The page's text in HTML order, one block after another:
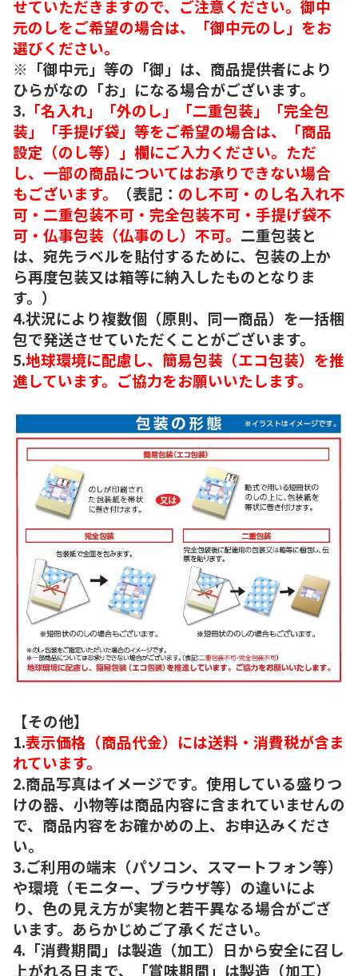
せていただきますので、ご注意ください。御中
元のしをご希望の場合は、「御中元のし」をお
選びください。
※「御中元」等の「御」は、商品提供者により
ひらがなの「お」になる場合がございます。
3. 「名入れ」「外のし」「二重包装」「完全包
装」「手提げ袋」等をご希望の場合は、「商品
設定（のし等）」欄にご入力ください。ただ
し、一部の商品についてはお承りできない場合
もございます。
（表記： のし不可・のし名入れ不
可・二重包装不可・完全包装不可・手提げ袋不
可・仏事包装（仏事のし）不可。 二重包装と
は、宛先ラベルを貼付するために、包装の上か
ら再度包装又は箱等に納入したものとなりま
す。）
4.状況により複数個（原則、同一商品）を一括梱
包で発送させていただくことがございます。
5.地球環境に配慮し、簡易包装（エコ包装）を推
進しています。ご協力をお願いいたします。
【その他】
1.表示価格（商品代金）には送料・消費税が含ま
れています。
2.商品写真はイメージです。使用している盛りつ
けの器、小物等は商品内容に含まれていませんの
で、商品内容をお確かめの上、お申込みくださ
い。
3.ご利用の端末（パソコン、スマートフォン等）
や環境（モニター、ブラウザ等）の違いによ
り、色の見え方が実物と若干異なる場合がござ
います。あらかじめご了承ください。
4.「消費期間」は製造（加工）日から安全に召し
上がれる日まで、「賞味期間」は製造（加工）